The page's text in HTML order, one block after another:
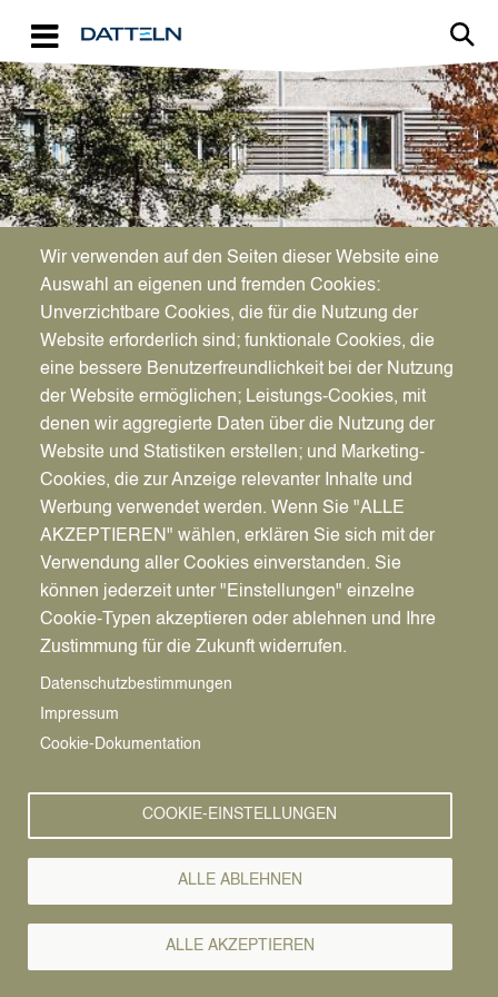
GESUNDHEITSSTANDORT
Wo Ihnen geholfen wird
Pfadnavigation
Wirtschaft | Bauen | Umwelt
Gesundheitsstandort
Ärzte & Psychotherapeuten
Ärzte und
Wir haben die Ärzt*innen-Suche mit freundlicher
Genehmigung der Ärztekammer Westfalen-Lippe
auch in Datteln niedergelassene
Psychotherapeuten.
Wir verwenden auf den Seiten dieser Website eine
Auswahl an eigenen und fremden Cookies:
Unverzichtbare Cookies, die für die Nutzung der
Website erforderlich sind; funktionale Cookies, die
eine bessere Benutzerfreundlichkeit bei der Nutzung
der Website ermöglichen; Leistungs-Cookies, mit
denen wir aggregierte Daten über die Nutzung der
Website und Statistiken erstellen; und Marketing-
Cookies, die zur Anzeige relevanter Inhalte und
Werbung verwendet werden. Wenn Sie "ALLE
AKZEPTIEREN" wählen, erklären Sie sich mit der
Verwendung aller Cookies einverstanden. Sie
können jederzeit unter "Einstellungen" einzelne
Cookie-Typen akzeptieren oder ablehnen und Ihre
Zustimmung für die Zukunft widerrufen.
Datenschutzbestimmungen
Impressum
Cookie-Dokumentation
COOKIE-EINSTELLUNGEN
ALLE ABLEHNEN
ALLE AKZEPTIEREN